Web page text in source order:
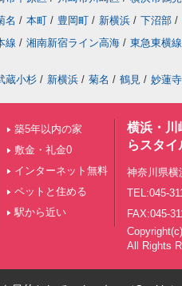
名 / 本町 / 豊岡町 / 新横浜 / 下沼部 /
線 / 湘南新宿ライン高海 / 東急東横線
蔵小杉 / 新横浜 / 菊名 / 鶴見 / 妙蓮寺
築5年以内の家
敷金・礼金0
インターネット無料
ペットと住める
駅から近い
横浜・川
らスタイ
神奈川県横
TEL:045-
FAX:045-
All Rights